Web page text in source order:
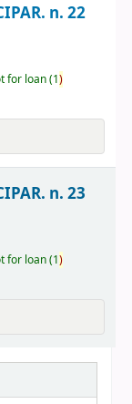
n. 22
for loan(1)
n. 23
for loan(1)